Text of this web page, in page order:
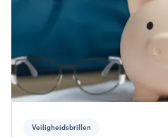
Veiligheidsbrillen